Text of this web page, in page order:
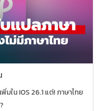
ใน IOS 26.1 แต่! ภาษาไทย